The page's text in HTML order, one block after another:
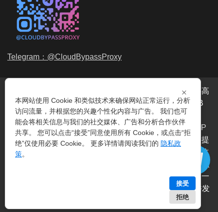
Telegram：@CloudBypassProxy
代理服务提供商，我们提供高
品质、永不过期的动态代理IP池流量包，价格最低2元/GB
起。我们的IP资源包括超过3.5亿的动态住宅IP和机房IP，
覆盖全球200多个国家。支持HTTP代理IP 和 Socks5代理IP
协议，IP可用率超过99%。购买我们的服务即可享受穿云提
供的
指纹
、爬虫抓取、电商系统、网络测试、SEO等。穿云
动态机房IP服务，一
次购买即可获得无限时效、不限平台、不限带宽、不限并发
×
本网站使用 Cookie 和类似技术来确保网站正常运行，分析
访问流量，并根据您的兴趣个性化内容与广告。 我们也可
能会将相关信息与我们的社交媒体、广告和分析合作伙伴
共享。 您可以点击“接受”同意使用所有 Cookie，或点击“拒
绝”仅使用必要 Cookie。 更多详情请阅读我们的 隐私政
策。
接受
拒绝